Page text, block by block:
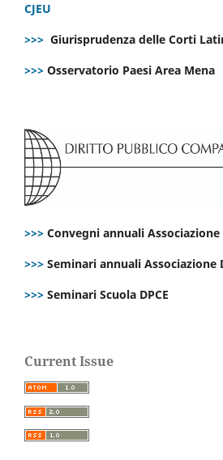
CJEU
>>> Giurisprudenza delle Corti
>>> Osservatorio Paesi Area Mena
>>> Convegni annuali Associazione
>>> Seminari annuali Associazione
>>> Seminari Scuola DPCE
Current Issue